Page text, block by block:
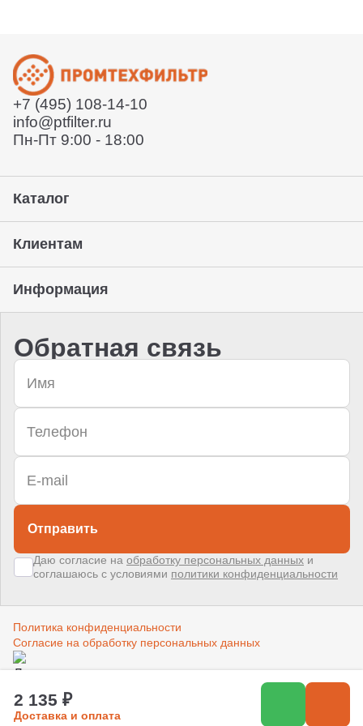
2 135 ₽
Доставка и оплата
Отправит заказ курьерской службой или вы сможете
забрать его с нашего склада (самовывоз)
Предоставление гарантии, подписание закрывающих
документов
+7 (495) 108-14-10
info@ptfilter.ru
Пн-Пт 9:00 - 18:00
Каталог
Клиентам
Информация
Политика конфиденциальности
Согласие на обработку персональных данных
Обратная связь
Отправить
Даю согласие на обработку персональных данных и
соглашаюсь с условиями политики конфиденциальности